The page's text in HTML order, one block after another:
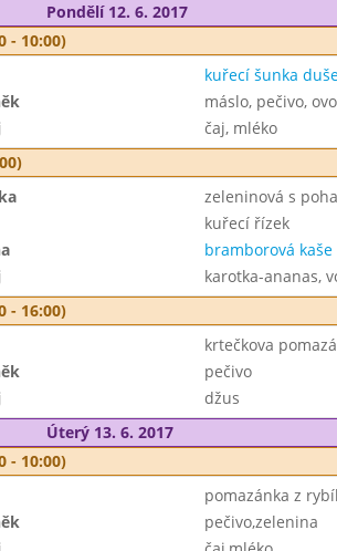
Pondělí 12. 6. 2017
- 10:00)
kuřecí šunka
máslo, pečivo,
čaj, mléko
zeleninová s
kuřecí řízek
bramborová kaše
karotka-ananas,
- 16:00)
krtečkova
pečivo
džus
Úterý 13. 6. 2017
- 10:00)
pomazánka z
pečivo,zelenina